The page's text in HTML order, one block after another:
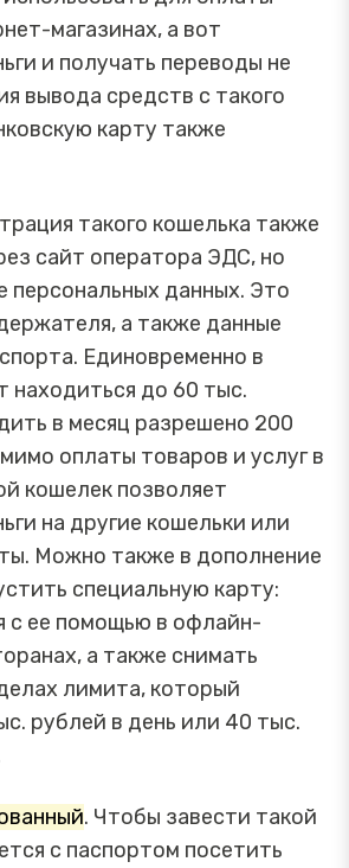
магазинах, а вот
и получать переводы не
вывода средств с такого
карту также
такого кошелька также
сайт оператора ЭДС, но
персональных данных. Это
а также данные
Единовременно в
находиться до 60 тыс.
в месяц разрешено 200
оплаты товаров и услуг в
кошелек позволяет
на другие кошельки или
Можно также в дополнение
специальную карту:
с ее помощью в офлайн-
а также снимать
лимита, который
рублей в день или 40 тыс.
. Чтобы завести такой
с паспортом посетить